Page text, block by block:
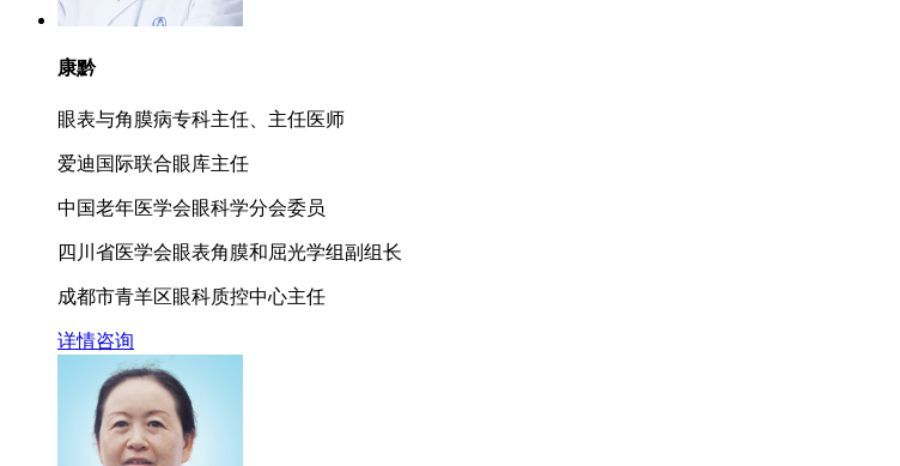
康黔
眼表与角膜病专科主任、主任医师
爱迪国际联合眼库主任
中国老年医学会眼科学分会委员
四川省医学会眼表角膜和屈光学组副组长
成都市青羊区眼科质控中心主任
详情咨询